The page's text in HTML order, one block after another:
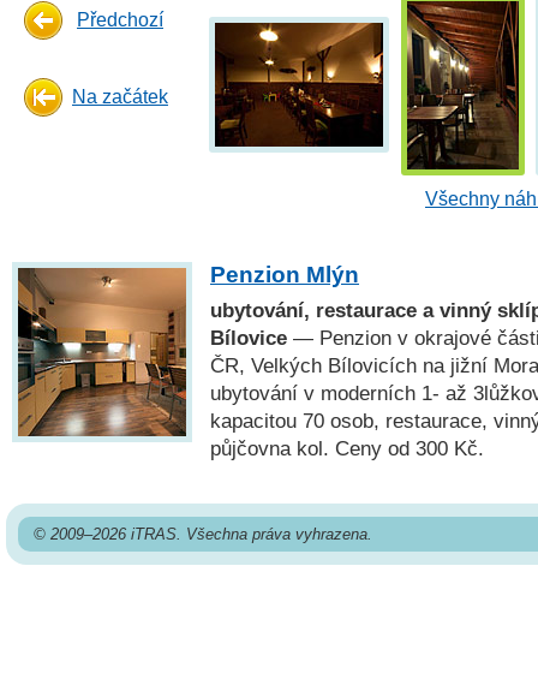
Předchozí
Na začátek
Všechny
Penzion Mlýn
ubytování, restaurace a vinný
Bílovice — Penzion v okrajové
ČR, Velkých Bílovicích na jižní
ubytování v moderních 1- až
kapacitou 70 osob, restaurace,
půjčovna kol. Ceny od 300 Kč.
© 2009–2026 iTRAS. Všechna práva vyhrazena.